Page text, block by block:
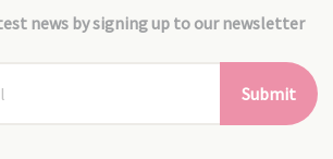
news by signing up to our newsletter
Submit